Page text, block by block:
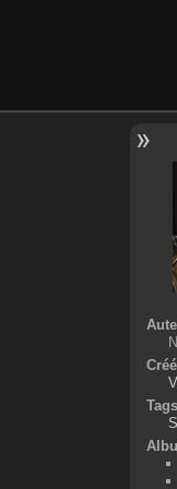
Tags